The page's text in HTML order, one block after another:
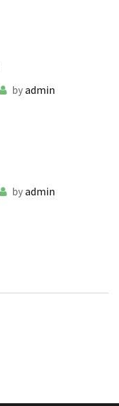
byadmin
byadmin